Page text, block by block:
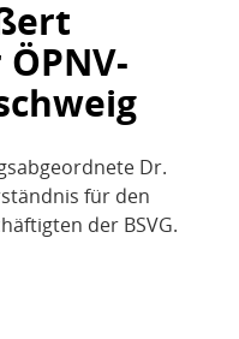
Dr.
für den
der BSVG.